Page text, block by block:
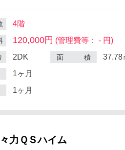
4階
120,000円 (管理費等： - 円)
2DK 面 積 37.78
1ヶ月
1ヶ月
力ＱＳハイム